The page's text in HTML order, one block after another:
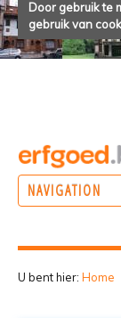
Door gebruik te
gebruik van
NAVIGATION
U bent hier: Home